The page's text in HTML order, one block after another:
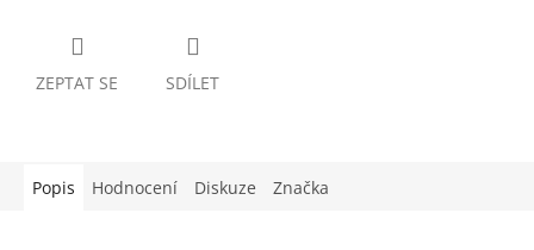
ZEPTAT SE SDÍLET
Popis Hodnocení Diskuze Značka